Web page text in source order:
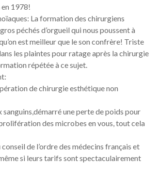
1978!
La formation des chirurgiens
péchés d’orgueil qui nous poussent à
est meilleur que le son confrère! Triste
les plaintes pour ratage après la chirurgie
répétée à ce sujet.
de chirurgie esthétique non
une perte de poids pour
des microbes en vous, tout cela
de l’ordre des médecins français et
si leurs tarifs sont spectaculairement